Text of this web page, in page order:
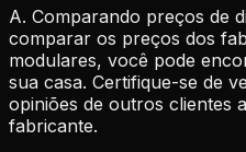
A. Comparando preços de
comparar os preços dos
modulares, você pode
sua casa. Certifique-se de
opiniões de outros clientes
fabricante.